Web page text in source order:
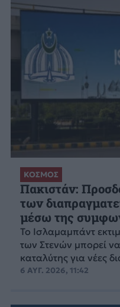
ΚΟΣΜΟΣ
Πακιστάν:
των
μέσω της
Το Ισλαμαμπάντ
των Στενών μπορεί
καταλύτης για νέες
6 ΑΥΓ. 2026, 11:42